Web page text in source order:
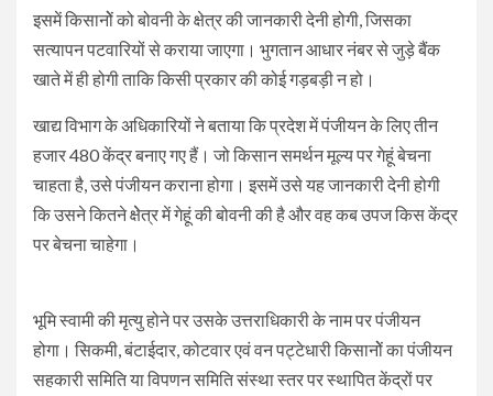
इसमें किसानोें को बोवनी के क्षेत्र की जानकारी देनी होगी, जिसका
सत्यापन पटवारियों से कराया जाएगा। भुगतान आधार नंबर से जुड़े बैंक
खाते में ही होगी ताकि किसी प्रकार की कोई गड़बड़ी न हो।
खाद्य विभाग के अधिकारियों ने बताया कि प्रदेश में पंजीयन के लिए तीन
हजार 480 केंद्र बनाए गए हैं। जो किसान समर्थन मूल्य पर गेहूं बेचना
चाहता है, उसे पंजीयन कराना होगा। इसमें उसे यह जानकारी देनी होगी
कि उसने कितने क्षेेत्र में गेहूं की बोवनी की है और वह कब उपज किस केंद्र
पर बेचना चाहेगा।
भूमि स्वामी की मृत्यु होने पर उसके उत्तराधिकारी के नाम पर पंजीयन
होगा। सिकमी, बंटाईदार, कोटवार एवं वन पट्टेधारी किसानोें का पंजीयन
सहकारी समिति या विपणन समिति संस्था स्तर पर स्थापित केंद्रों पर